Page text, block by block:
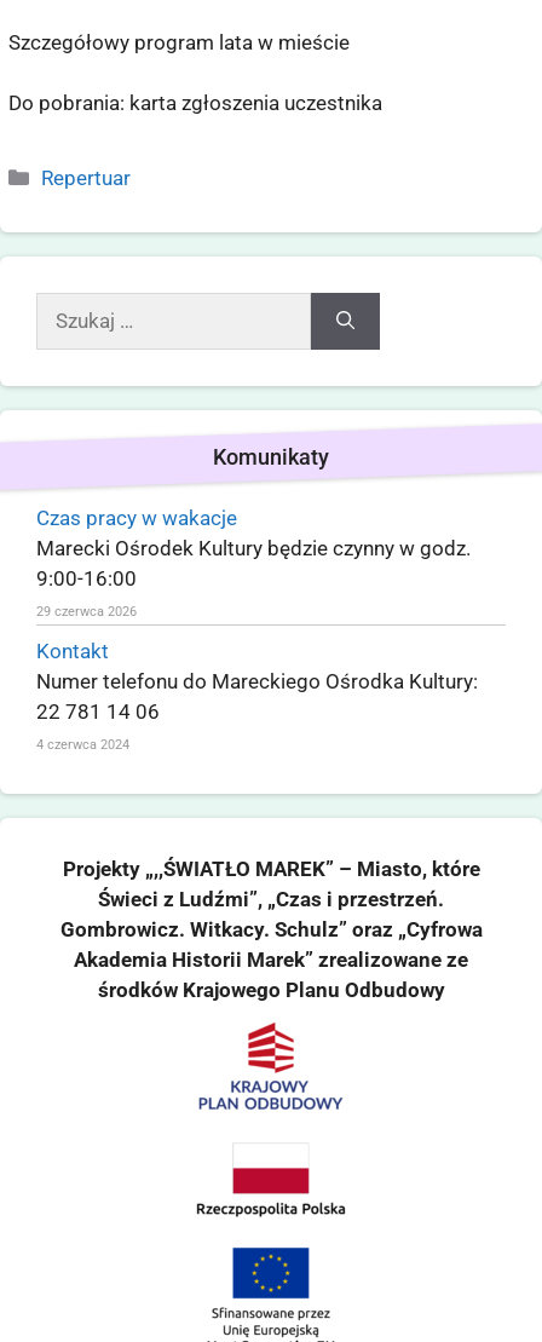
Szczegółowy program lata w mieście
Do pobrania: karta zgłoszenia uczestnika
Repertuar
Komunikaty
Czas pracy w wakacje
Marecki Ośrodek Kultury będzie czynny w godz.
9:00-16:00
29 czerwca 2026
Kontakt
Numer telefonu do Mareckiego Ośrodka Kultury:
22 781 14 06
4 czerwca 2024
Projekty „,,ŚWIATŁO MAREK” – Miasto, które
Świeci z Ludźmi”, „Czas i przestrzeń.
Gombrowicz. Witkacy. Schulz” oraz „Cyfrowa
Akademia Historii Marek” zrealizowane ze
środków Krajowego Planu Odbudowy